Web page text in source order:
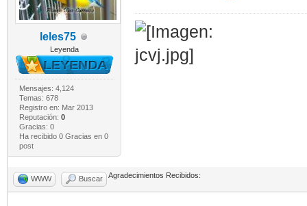
leles75
Leyenda
Mensajes: 4,124
Temas: 678
Registro en: Mar 2013
Reputación: 0
Gracias: 0
Ha recibido 0 Gracias en 0
post
WWW Buscar Agradecimientos Recibidos: